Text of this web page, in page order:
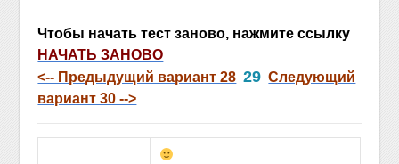
Чтобы начать тест заново, нажмите ссылку
НАЧАТЬ ЗАНОВО
<-- Предыдущий вариант 28 29 Следующий
вариант 30 -->